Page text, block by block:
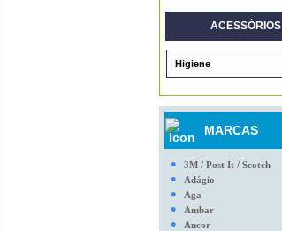
ACESSÓRIOS
Higiene
MARCAS
●
3M / Post It / Scotch
●
Adágio
●
Aga
●
Ambar
●
Ancor